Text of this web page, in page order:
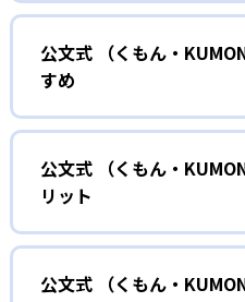
01
無学年
KUMONでは、年齢や学年に
力に応じたレベルから学習を
確実に100点が取れるレベル
しさを経験できる。
ルステップで進んでいける
公文式 （くもん・
すめ
小学校に入る準
KUMONでは細かいステップ
さを経験しながら無理なく力
性格や学習への取り組み姿
め、小学校に入ってもつま
公文式 （くもん・
リット
どんなメリ
KUMONでは自学自習スタイ
公文式 （くもん・